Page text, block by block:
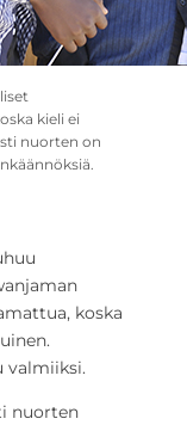
kieli ei
nuorten on
koska
valmiiksi.
nuorten